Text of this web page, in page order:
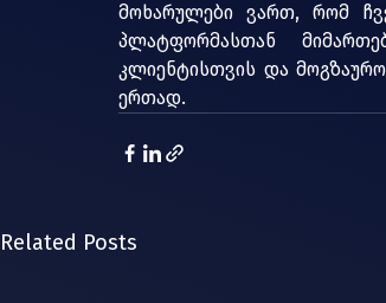
მოხარულები ვართ, რომ
პლატფორმასთან
კლიენტისთვის და
ერთად.
Related Posts